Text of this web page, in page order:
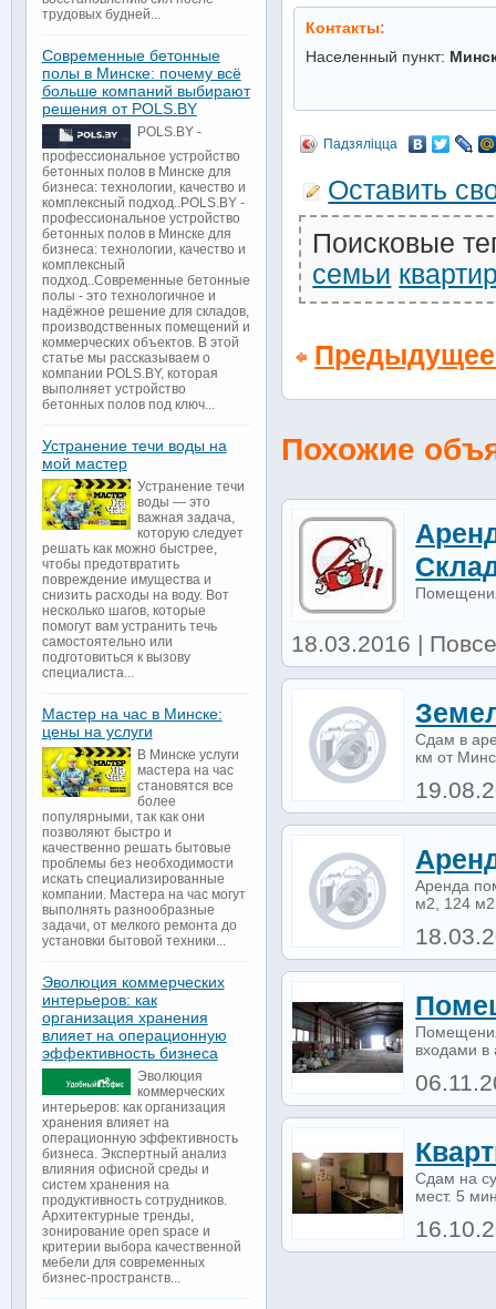
Контакты:
Населенный пункт:
Падзяліцца
Оставить
Поисковые
семьи
Похожие
18.03.2016 |
Сдам в
км от
Аренда
м2, 124
входами в
Сдам на
мест. 5
трудовых будней...
Современные бетонные
полы в Минске: почему всё
больше компаний выбирают
решения от POLS.BY
POLS.BY -
профессиональное устройство
бетонных полов в Минске для
бизнеса: технологии, качество и
комплексный подход..POLS.BY -
профессиональное устройство
бетонных полов в Минске для
бизнеса: технологии, качество и
комплексный
подход..Современные бетонные
полы - это технологичное и
надёжное решение для складов,
производственных помещений и
коммерческих объектов. В этой
статье мы рассказываем о
компании POLS.BY, которая
выполняет устройство
бетонных полов под ключ...
Устранение течи воды на
мой мастер
Устранение течи
воды — это
важная задача,
которую следует
решать как можно быстрее,
чтобы предотвратить
повреждение имущества и
снизить расходы на воду. Вот
несколько шагов, которые
помогут вам устранить течь
самостоятельно или
подготовиться к вызову
специалиста...
Мастер на час в Минске:
цены на услуги
В Минске услуги
мастера на час
становятся все
более
популярными, так как они
позволяют быстро и
качественно решать бытовые
проблемы без необходимости
искать специализированные
компании. Мастера на час могут
выполнять разнообразные
задачи, от мелкого ремонта до
установки бытовой техники...
Эволюция коммерческих
интерьеров: как
организация хранения
влияет на операционную
эффективность бизнеса
Эволюция
коммерческих
интерьеров: как организация
хранения влияет на
операционную эффективность
бизнеса. Экспертный анализ
влияния офисной среды и
систем хранения на
продуктивность сотрудников.
Архитектурные тренды,
зонирование open space и
критерии выбора качественной
мебели для современных
бизнес-пространств...